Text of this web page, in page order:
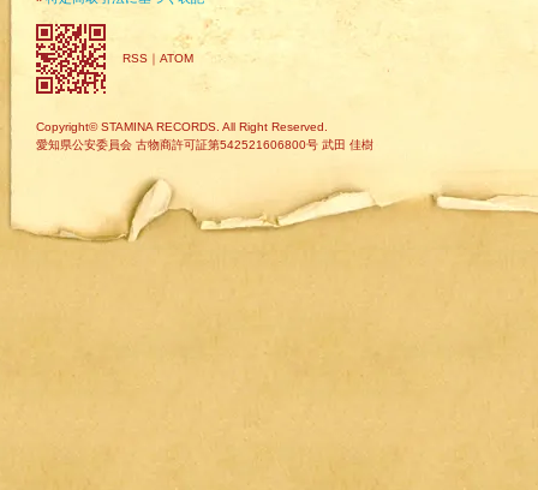
RSS ｜ ATOM
Copyright© STAMINA RECORDS. All Right Reserved.
愛知県公安委員会 古物商許可証第542521606800号 武田 佳樹